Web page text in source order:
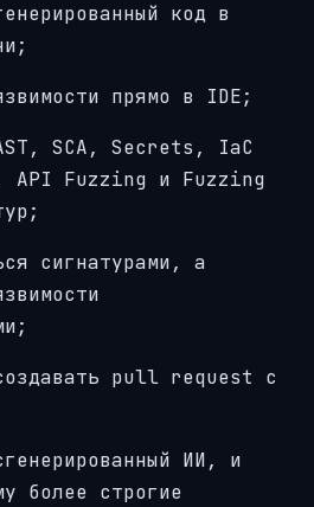
код в
прямо в IDE;
SCA, Secrets, IaC
API Fuzzing и Fuzzing
сигнатурами, а
pull request с
ИИ, и
более строгие